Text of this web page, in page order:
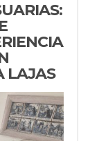
LAJAS